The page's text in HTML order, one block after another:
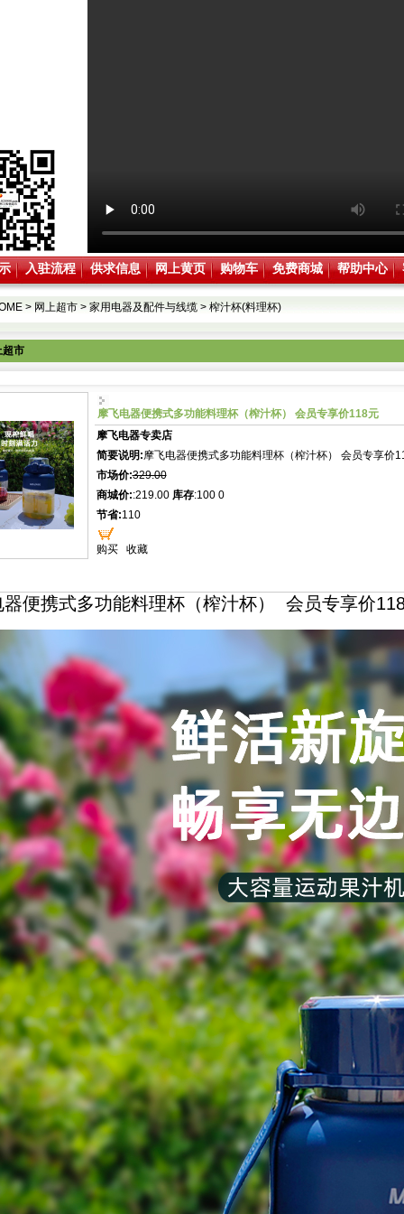
入驻流程 供求信息 网上黄页 购物车 免费商城 帮助中心
> 网上超市 > 家用电器及配件与线缆 > 榨汁杯(料理杯)
超市
摩飞电器便携式多功能料理杯（榨汁杯） 会员专享价118元
摩飞电器专卖店
简要说明:摩飞电器便携式多功能料理杯（榨汁杯） 会员专享价
市场价:329.00
商城价::219.00 库存:100 0
节省:110
购买 收藏
器便携式多功能料理杯（榨汁杯） 会员专享价